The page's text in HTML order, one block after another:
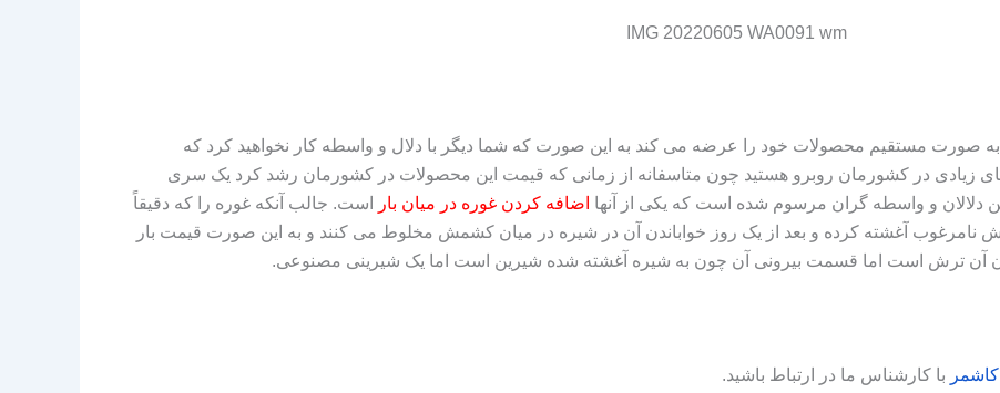
به صورت مستقیم محصولات خود را عرضه می‌ کند به این صورت که شما دیگر با دلال و واسطه کار نخواهید کرد که
زیادی در کشورمان روبرو هستید چون متاسفانه از زمانی که قیمت این محصولات در کشورمان رشد کرد یک سری
دلالان و واسطه‌ گران مرسوم شده است که یکی از آنها اضافه کردن غوره در میان بار
است. جالب آنکه غوره را که دقیقاً
آغشته کرده و بعد از یک روز خواباندن آن در شیره در میان کشمش مخلوط می‌ کنند و به این صورت قیمت بار
کاشمر با کارشناس ما در ارتباط باشید.